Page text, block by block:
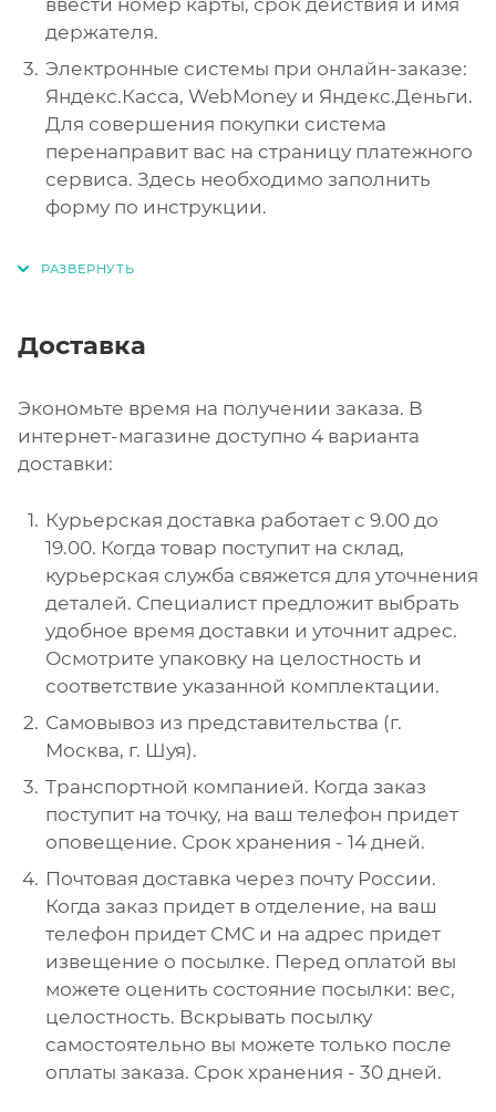
держателя.
Электронные системы при онлайн-заказе:
Яндекс.Касса, WebMoney и Яндекс.Деньги.
Для совершения покупки система
перенаправит вас на страницу платежного
сервиса. Здесь необходимо заполнить
форму по инструкции.
Доставка
Экономьте время на получении заказа. В
интернет-магазине доступно 4 варианта
доставки:
Курьерская доставка работает с 9.00 до
19.00. Когда товар поступит на склад,
курьерская служба свяжется для уточнения
деталей. Специалист предложит выбрать
удобное время доставки и уточнит адрес.
Осмотрите упаковку на целостность и
соответствие указанной комплектации.
Самовывоз из представительства (г.
Москва, г. Шуя).
Транспортной компанией. Когда заказ
поступит на точку, на ваш телефон придет
оповещение. Срок хранения - 14 дней.
Почтовая доставка через почту России.
Когда заказ придет в отделение, на ваш
телефон придет СМС и на адрес придет
извещение о посылке. Перед оплатой вы
можете оценить состояние посылки: вес,
целостность. Вскрывать посылку
самостоятельно вы можете только после
оплаты заказа. Срок хранения - 30 дней.